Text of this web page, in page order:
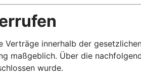
Verträge innerhalb der
maßgeblich. Über die
wurde.